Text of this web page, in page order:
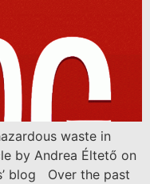
waste in
by Andrea Éltető on
blog Over the past